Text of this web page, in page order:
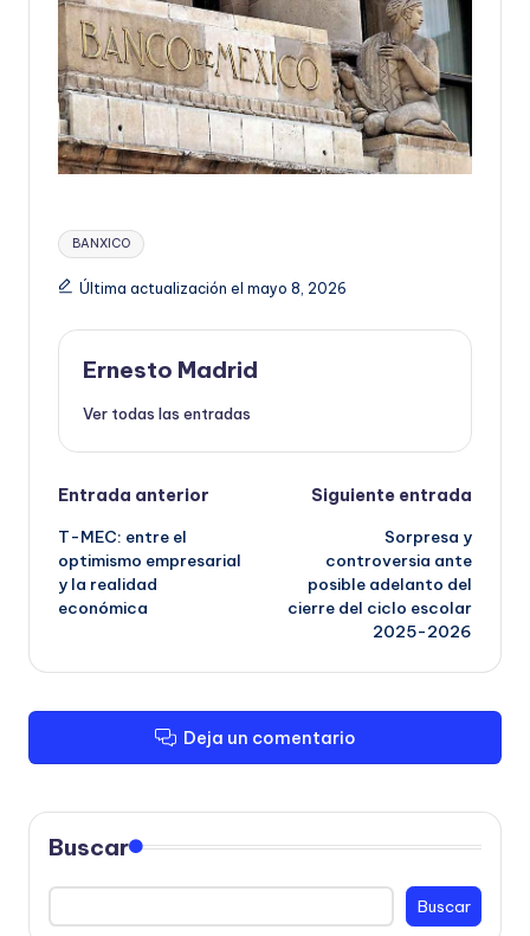
Etiquetas:
BANXICO
Última actualización el mayo 8, 2026
Ernesto Madrid
Ver todas las entradas
Navegación
de
entradas
Entrada anterior
T-MEC: entre el
optimismo empresarial
y la realidad
económica
Siguiente entrada
Sorpresa y
controversia ante
posible adelanto del
cierre del ciclo escolar
2025-2026
Deja un comentario
Buscar
Buscar